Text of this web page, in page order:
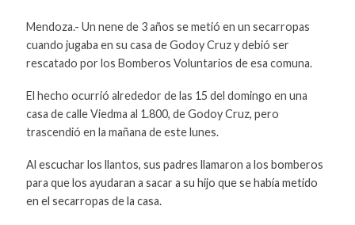
Mendoza.- Un nene de 3 años se metió en un secarropas
cuando jugaba en su casa de Godoy Cruz y debió ser
rescatado por los Bomberos Voluntarios de esa comuna.
El hecho ocurrió alrededor de las 15 del domingo en una
casa de calle Viedma al 1.800, de Godoy Cruz, pero
trascendió en la mañana de este lunes.
Al escuchar los llantos, sus padres llamaron a los bomberos
para que los ayudaran a sacar a su hijo que se había metido
en el secarropas de la casa.